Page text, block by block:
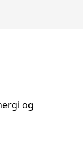
og